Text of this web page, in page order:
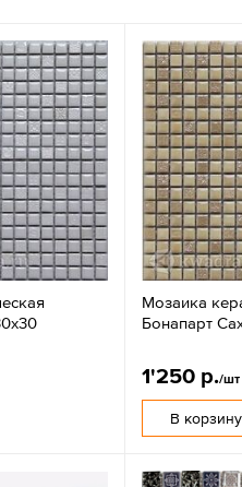
Мозаика
Бонапарт
1'250 р./шт
В корзину